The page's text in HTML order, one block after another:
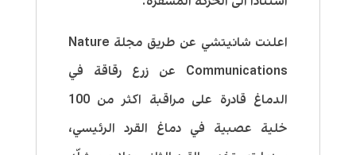
اعلنت شانيتشي عن طريق مجلة Nature
Communications عن زرع رقاقة في
الدماغ قادرة على مراقبة اكثر من 100
خلية عصبية في دماغ القرد الرئيسي،